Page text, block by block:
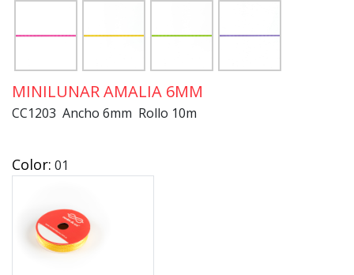
MINILUNAR AMALIA 6MM
CC1203 Ancho 6mm Rollo 10m
Color: 01